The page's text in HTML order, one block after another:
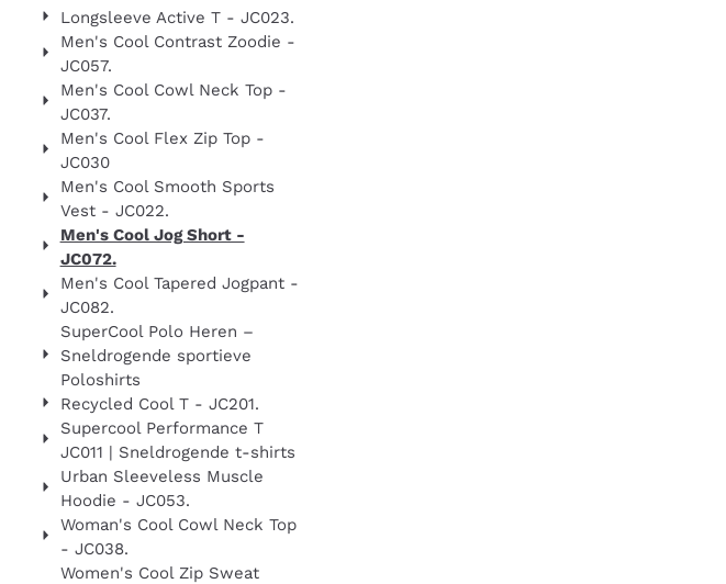
Longsleeve Active T - JC023.
Men's Cool Contrast Zoodie -
JC057.
Men's Cool Cowl Neck Top -
JC037.
Men's Cool Flex Zip Top -
JC030
Men's Cool Smooth Sports
Vest - JC022.
Men's Cool Jog Short -
JC072.
Men's Cool Tapered Jogpant -
JC082.
SuperCool Polo Heren –
Sneldrogende sportieve
Poloshirts
Recycled Cool T - JC201.
Supercool Performance T
JC011 | Sneldrogende t-shirts
Urban Sleeveless Muscle
Hoodie - JC053.
Woman's Cool Cowl Neck Top
- JC038.
Women's Cool Zip Sweat